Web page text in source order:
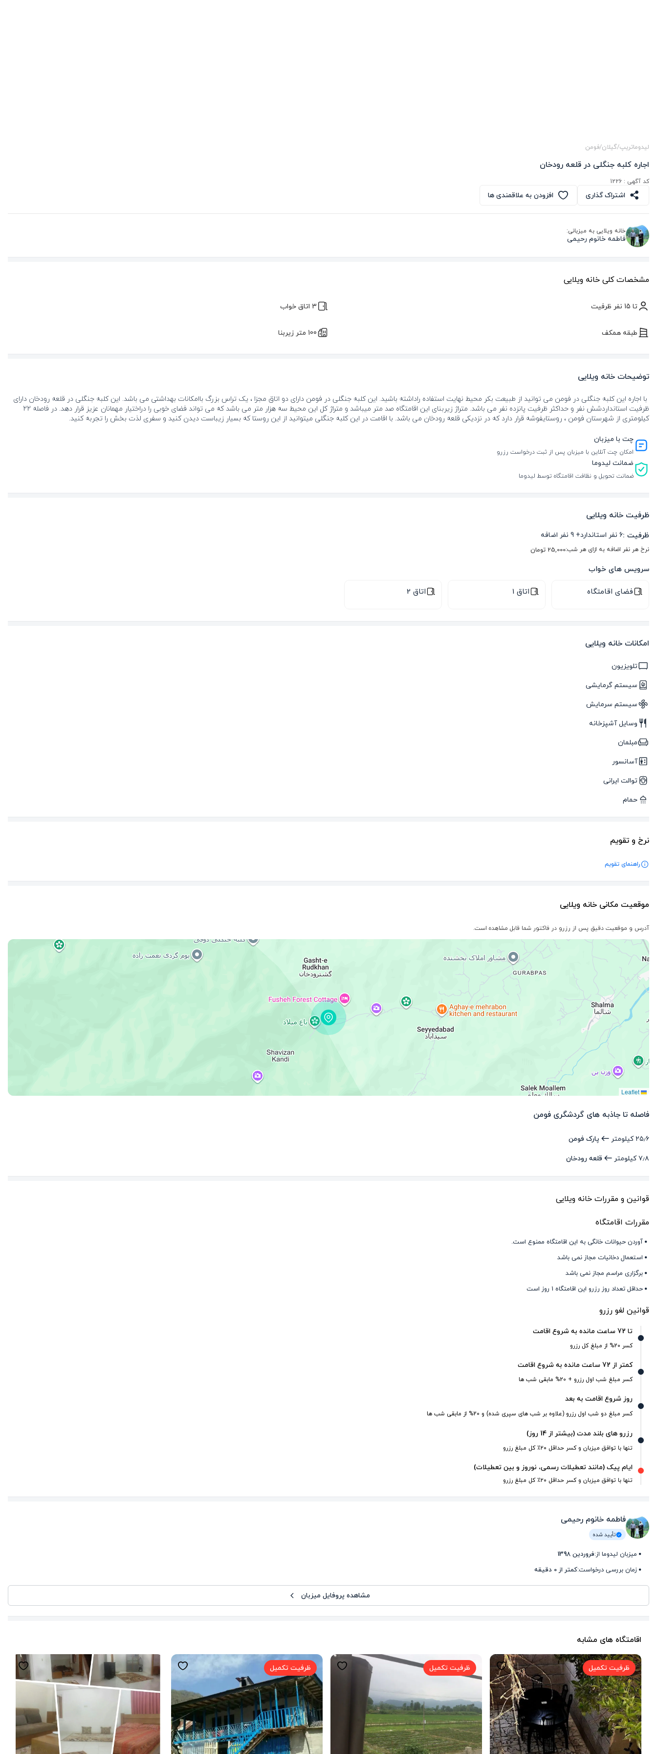
لیدوماتریپ/گیلان/فومن
اجاره کلبه جنگلی در قلعه رودخان
کد آگهی : 1226
اشتراک گذاری افزودن به علاقمندی ها
خانه ویلایی به میزبانی:
فاطمه خانوم رحیمی
مشخصات کلی خانه ویلایی
تا 15 نفر ظرفیت 3 اتاق خواب
طبقه همکف 100 متر زیربنا
توضیحات خانه ویلایی
با اجاره این کلبه جنگلی در فومن می توانید از طبیعت بکر محیط نهایت استفاده راداشته باشید. این کلبه جنگلی در فومن دارای دو اتاق مجزا ، یک تراس بزرگ باامکانات بهداشتی می باشد. این کلبه جنگلی در قلعه رودخان دارای
ظرفیت استانداردشش نفر و حداکثر ظرفیت پانزده نفر می باشد. متراژ زیربنای این اقامتگاه صد متر میباشد و متراژ کل این محیط سه هزار متر می باشد که می تواند فضای خوبی را دراختیار مهمانان عزیز قرار دهد. در فاصله 22
کیلومتری از شهرستان فومن ، روستایفوشه قرار دارد که در نزدیکی قلعه رودخان می باشد. با اقامت در این کلبه جنگلی میتوانید از این روستا که بسیار زیباست دیدن کنید و سفری لذت بخش را تجربه کنید.
چت با میزبان
امکان چت آنلاین با میزبان پس از ثبت درخواست رزرو
ضمانت لیدوما
ضمانت تحویل و نظافت اقامتگاه توسط لیدوما
ظرفیت خانه ویلایی
ظرفیت :6 نفر استاندارد+
9 نفر اضافه
نرخ هر نفر اضافه به ازای هر شب:25,000 تومان
سرویس های خواب
فضای اقامتگاه
اتاق 1 اتاق 2
امکانات خانه ویلایی
تلویزیون
سیستم گرمایشی
سیستم سرمایش
وسایل آشپزخانه
مبلمان
آسانسور
توالت ایرانی
حمام
نرخ و تقویم
راهنمای تقویم
موقعیت مکانی خانه ویلایی
آدرس و موقعیت دقیق پس از رزرو در فاکتور شما قابل مشاهده است.
فاصله تا جاذبه های گردشگری فومن
۲۵٫۶ کیلومتر
پارک فومن
۷٫۸ کیلومتر
قلعه رودخان
قوانین و مقررات خانه ویلایی
مقررات اقامتگاه
آوردن حیوانات خانگی به این اقامتگاه ممنوع است.
استعمال دخانیات مجاز نمی باشد
برگزاری مراسم مجاز نمی باشد
حداقل تعداد روز رزرو این اقامتگاه 1 روز است
قوانین لغو رزرو
تا 72 ساعت مانده به شروع اقامت
کسر 20% از مبلغ کل رزرو
کمتر از 72 ساعت مانده به شروع اقامت
کسر مبلغ شب اول رزرو + 20% مابقی شب ها
روز شروع اقامت به بعد
کسر مبلغ دو شب اول رزرو (علاوه بر شب های سپری شده) و 20% از مابقی شب ها
رزرو های بلند مدت (بیشتر از 14 روز)
تنها با توافق میزبان و کسر حداقل ۲۰٪ کل مبلغ رزرو
ایام پیک (مانند تعطیلات رسمی، نوروز و بین تعطیلات)
تنها با توافق میزبان و کسر حداقل ۲۰٪ کل مبلغ رزرو
فاطمه خانوم رحیمی
تأیید شده
میزبان لیدوما از:فروردین 1398
زمان بررسی درخواست:کمتر از 0 دقیقه
مشاهده پروفایل میزبان
اقامتگاه های مشابه
ظرفیت تکمیل ظرفیت تکمیل ظرفیت تکمیل